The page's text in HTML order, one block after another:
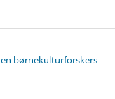
børnekulturforskers